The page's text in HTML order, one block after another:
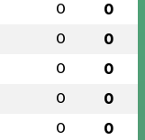
0 0
0 0
0 0
0 0
0 0